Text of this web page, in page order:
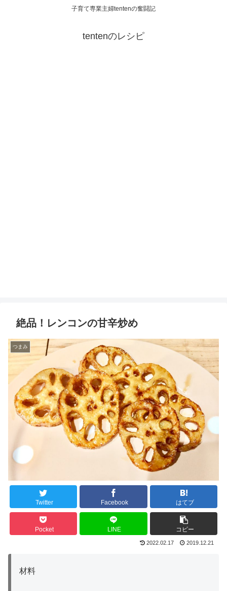
子育て専業主婦tentenの奮闘記
tentenのレシピ
絶品！レンコンの甘辛炒め
つまみ
Twitter Facebook はてブ
Pocket LINE コピー
2022.02.17 2019.12.21
材料